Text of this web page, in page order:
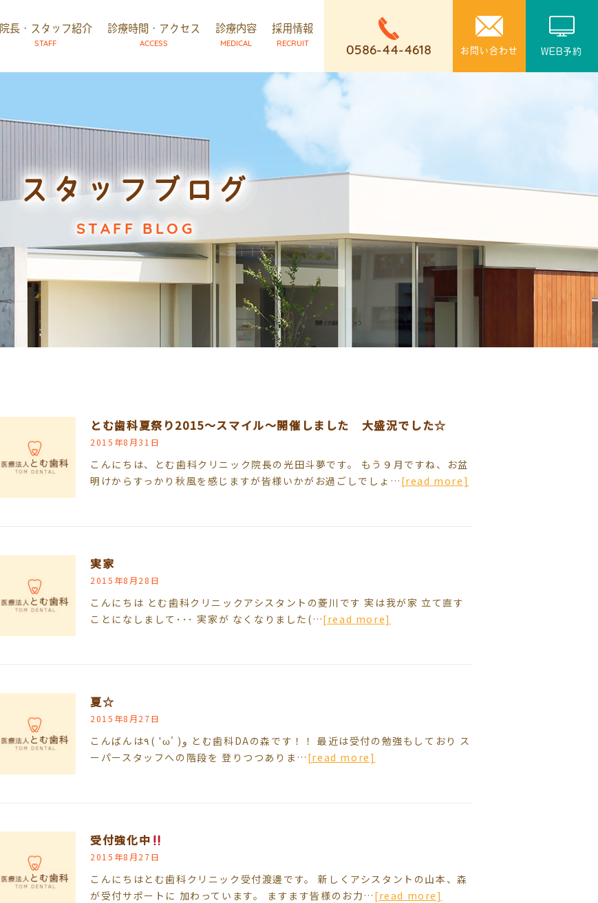
0586-44-4618 お問い合わせ WEB予約
院長・スタッフ紹介
STAFF
診療時間・アクセス
ACCESS
診療内容
MEDICAL
採用情報
RECRUIT
スタッフブログ
STAFF BLOG
とむ歯科夏祭り2015～スマイル～開催しました 大盛況でした☆
2015年8月31日
こんにちは、とむ歯科クリニック院長の光田斗夢です。 もう９月ですね、お盆
明けからすっかり秋風を感じますが皆様いかがお過ごしでしょ… [read more]
実家
2015年8月28日
こんにちは とむ歯科クリニックアシスタントの菱川です 実は我が家 立て直す
ことになしまして･･･ 実家が なくなりました(…[read more]
夏☆
2015年8月27日
こんばんは٩( 'ω' )و とむ歯科DAの森です！！ 最近は受付の勉強もしており ス
ーパースタッフへの階段を 登りつつありま… [read more]
受付強化中
2015年8月27日
こんにちはとむ歯科クリニック受付渡邊です。 新しくアシスタントの山本、森
が受付サポートに 加わっています。 ますます皆様のお力… [read more]